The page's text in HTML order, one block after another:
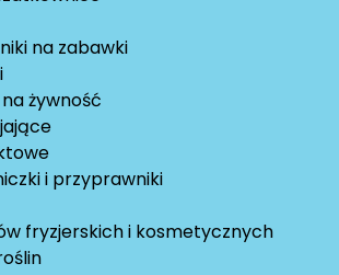
na zabawki
na żywność
i przyprawniki
fryzjerskich i kosmetycznych